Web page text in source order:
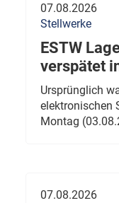
07.08.2026
Stellwerke
ESTW
verspätet
Ursprünglich
elektronischen
Montag
07.08.2026